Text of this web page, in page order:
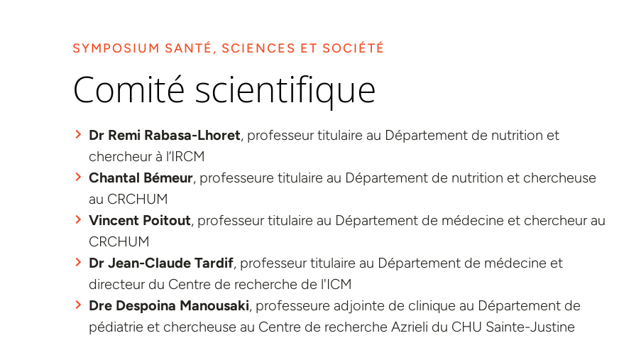
SYMPOSIUM SANTÉ, SCIENCES ET SOCIÉTÉ
Comité scientifique
Dr Remi Rabasa-Lhoret, professeur titulaire au Département de nutrition et
chercheur à l’IRCM
Chantal Bémeur, professeure titulaire au Département de nutrition et chercheuse
au CRCHUM
Vincent Poitout, professeur titulaire au Département de médecine et chercheur au
CRCHUM
Dr Jean-Claude Tardif, professeur titulaire au Département de médecine et
directeur du Centre de recherche de l'ICM
Dre Despoina Manousaki, professeure adjointe de clinique au Département de
pédiatrie et chercheuse au Centre de recherche Azrieli du CHU Sainte-Justine